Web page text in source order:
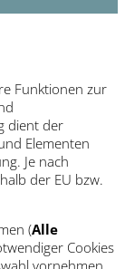
Funktionen zur
dient der
Elementen
Je nach
der EU bzw.
(Alle
Cookies
vornehmen